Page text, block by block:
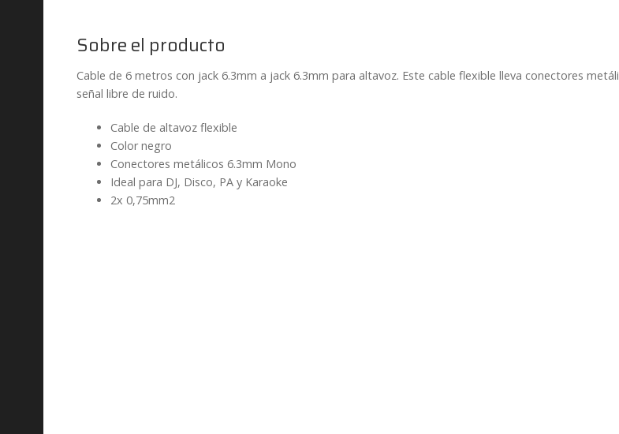
de
Sobre el producto
Cable de 6 metros con jack 6.3mm a jack 6.3mm para altavoz. Este cable flexible lleva conectores
señal libre de ruido.
Cable de altavoz flexible
Color negro
Conectores metálicos 6.3mm Mono
Ideal para DJ, Disco, PA y Karaoke
2x 0,75mm2